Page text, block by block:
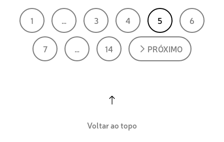
1 … 3 4 5 6
7 … 14 PRÓXIMO
Voltar ao topo